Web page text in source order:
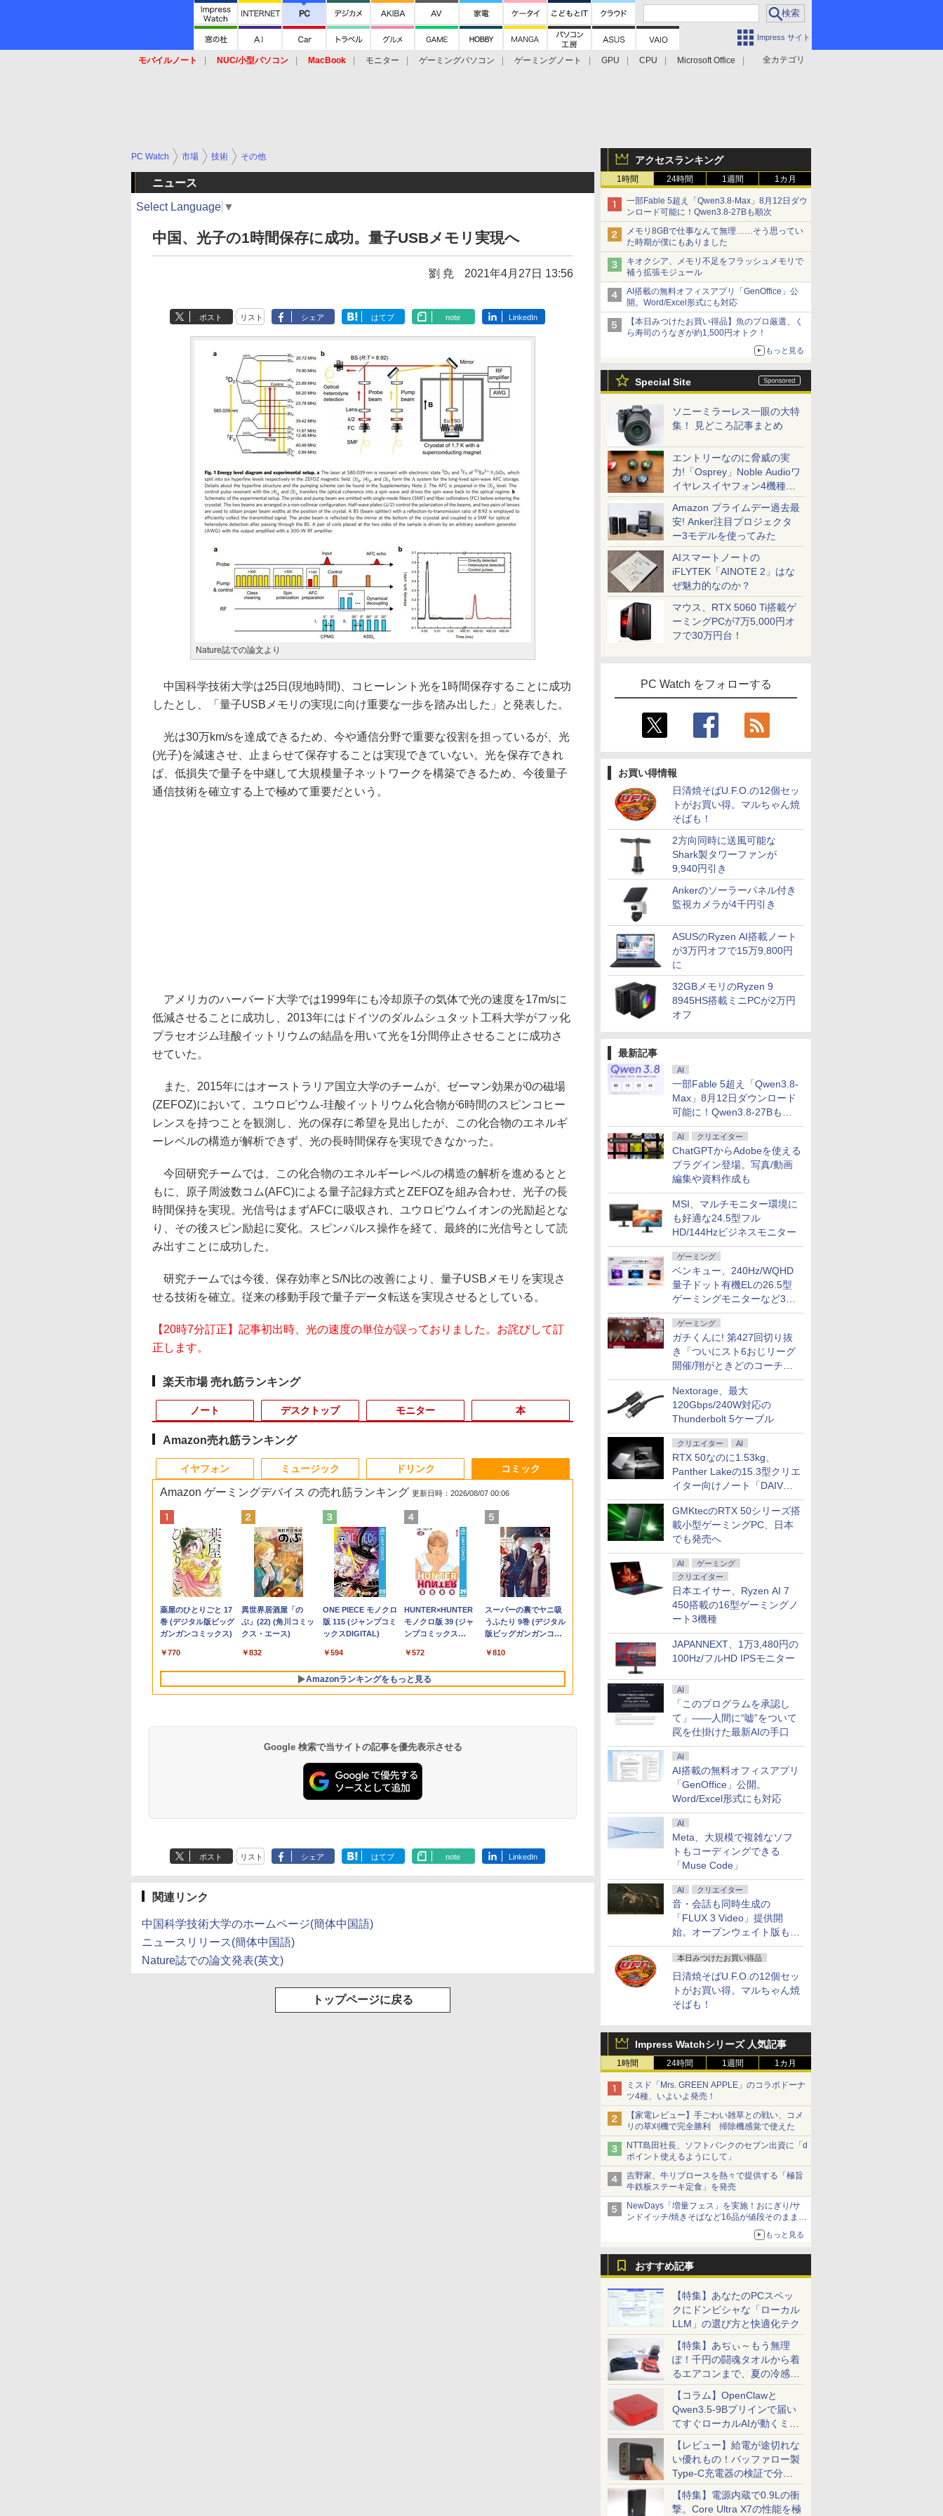
Impress サイト
全カテゴリ
モバイルノート NUC/小型パソコン MacBook モニター ゲーミングパソコン ゲーミングノート GPU CPU
Microsoft Office
アクセスランキング
1時間 24時間 1週間 1カ月
一部Fable 5超え「Qwen3.8-Max」8月12日ダウ
ンロード可能に！Qwen3.8-27Bも順次
メモリ8GBで仕事なんて無理……そう思ってい
た時期が僕にもありました
キオクシア、メモリ不足をフラッシュメモリで
補う拡張モジュール
AI搭載の無料オフィスアプリ「GenOffice」公
開。Word/Excel形式にも対応
【本日みつけたお買い得品】魚のプロ厳選、く
ら寿司のうなぎが約1,500円オトク！
もっと見る
Special Site
ソニーミラーレス一眼の大特
集！ 見どころ記事まとめ
エントリーなのに脅威の実
力!「Osprey」Noble Audioワ
イヤレスイヤフォン4機種を
一気に聴く
Amazon プライムデー過去最
安! Anker注目プロジェクタ
ー3モデルを使ってみた
AIスマートノートの
iFLYTEK「AINOTE 2」はな
ぜ魅力的なのか？
マウス、RTX 5060 Ti搭載ゲ
ーミングPCが7万5,000円オ
フで30万円台！
PC Watch をフォローする
お買い得情報
日清焼そばU.F.O.の12個セッ
トがお買い得。マルちゃん焼
そばも！
2方向同時に送風可能な
Shark製タワーファンが
9,940円引き
Ankerのソーラーパネル付き
監視カメラが4千円引き
ASUSのRyzen AI搭載ノート
が3万円オフで15万9,800円
に
32GBメモリのRyzen 9
8945HS搭載ミニPCが2万円
オフ
最新記事
AI
一部Fable 5超え「Qwen3.8-
Max」8月12日ダウンロード
可能に！Qwen3.8-27Bも順
次
AI クリエイター
ChatGPTからAdobeを使える
プラグイン登場。写真/動画
編集や資料作成も
MSI、マルチモニター環境に
も好適な24.5型フル
HD/144Hzビジネスモニター
ゲーミング
ベンキュー、240Hz/WQHD
量子ドット有機ELの26.5型
ゲーミングモニターなど3機
種
ゲーミング
ガチくんに! 第427回切り抜
き「ついにスト6おじリーグ
開催/翔がときどのコーチ就
任など」
Nextorage、最大
120Gbps/240W対応の
Thunderbolt 5ケーブル
クリエイター AI
RTX 50なのに1.53kg、
Panther Lakeの15.3型クリエ
イター向けノート「DAIV
Z5」
GMKtecのRTX 50シリーズ搭
載小型ゲーミングPC、日本
でも発売へ
AI
ゲーミング
クリエイター
日本エイサー、Ryzen AI 7
450搭載の16型ゲーミングノ
ート3機種
JAPANNEXT、1万3,480円の
100Hz/フルHD IPSモニター
AI
「このプログラムを承認し
て」――人間に“嘘”をついて
罠を仕掛けた最新AIの手口
AI
AI搭載の無料オフィスアプリ
「GenOffice」公開。
Word/Excel形式にも対応
AI
Meta、大規模で複雑なソフ
トもコーディングできる
「Muse Code」
AI クリエイター
音・会話も同時生成の
「FLUX 3 Video」提供開
始。オープンウェイト版も計
画
本日みつけたお買い得品
日清焼そばU.F.O.の12個セッ
トがお買い得。マルちゃん焼
そばも！
Impress Watchシリーズ 人気記事
1時間 24時間 1週間 1カ月
ミスド「Mrs. GREEN APPLE」のコラボドーナ
ツ4種、いよいよ発売！
【家電レビュー】手ごわい雑草との戦い、コメ
リの草刈機で完全勝利 掃除機感覚で使えた
NTT島田社長、ソフトバンクのセブン出資に「d
ポイント使えるようにして」
吉野家、牛リブロースを熱々で提供する「極旨
牛鉄板ステーキ定食」を発売
NewDays「増量フェス」を実施！おにぎり/サ
ンドイッチ/焼きそばなど16品が値段そのままで
もっと見る
おすすめ記事
【特集】あなたのPCスペッ
クにドンピシャな「ローカル
LLM」の選び方と快適化テク
【特集】あぢぃ～もう無理
ぽ！千円の闘魂タオルから着
るエアコンまで、夏の冷感グ
ッズ一挙紹介
【コラム】OpenClawと
Qwen3.5-9Bプリインで届い
てすぐローカルAIが動くミニ
PC「SER9 Pro」
【レビュー】給電が途切れな
い優れもの！バッファロー製
Type-C充電器の検証で分か
ったこと
【特集】電源内蔵で0.9Lの衝
撃。Core Ultra X7の性能を極
PC Watch 市場 技術 その他
ニュース
Select Language ▼
中国、光子の1時間保存に成功。量子USBメモリ実現へ
劉 尭 2021年4月27日 13:56
ポスト リスト シェア はてブ note LinkedIn
Nature誌での論文より
中国科学技術大学は25日(現地時間)、コヒーレント光を1時間保存することに成功
したとし、「量子USBメモリの実現に向け重要な一歩を踏み出した」と発表した。
光は30万km/sを達成できるため、今や通信分野で重要な役割を担っているが、光
(光子)を減速させ、止まらせて保存することは実現できていない。光を保存できれ
ば、低損失で量子を中継して大規模量子ネットワークを構築できるため、今後量子
通信技術を確立する上で極めて重要だという。
アメリカのハーバード大学では1999年にも冷却原子の気体で光の速度を17m/sに
低減させることに成功し、2013年にはドイツのダルムシュタット工科大学がフッ化
プラセオジム珪酸イットリウムの結晶を用いて光を1分間停止させることに成功さ
せていた。
また、2015年にはオーストラリア国立大学のチームが、ゼーマン効果が0の磁場
(ZEFOZ)において、ユウロピウム-珪酸イットリウム化合物が6時間のスピンコヒー
レンスを持つことを観測し、光の保存に希望を見出したが、この化合物のエネルギ
ーレベルの構造が解析できず、光の長時間保存を実現できなかった。
今回研究チームでは、この化合物のエネルギーレベルの構造の解析を進めるとと
もに、原子周波数コム(AFC)による量子記録方式とZEFOZを組み合わせ、光子の長
時間保持を実現。光信号はまずAFCに吸収され、ユウロピウムイオンの光励起とな
り、その後スピン励起に変化。スピンパルス操作を経て、最終的に光信号として読
み出すことに成功した。
研究チームでは今後、保存効率とS/N比の改善により、量子USBメモリを実現さ
せる技術を確立。従来の移動手段で量子データ転送を実現させるとしている。
【20時7分訂正】記事初出時、光の速度の単位が誤っておりました。お詫びして訂
正します。
楽天市場 売れ筋ランキング
ノート
1
iiyama / ノートPC ゲ
ーミングPC /
Notebook Clevo
W350SS_370SS / 第4
世代Core i7 / グラフィ
ックボード NVIDIA
Corporation GM107M
[GeForce GTX 860M]
2GB / 光学ドライブ
￥11,000
2
Panasonic CF-
SV8RDAVS Core i5
8365U
1.6GHz/8GB/256GB(SSD)/Multi/12.1W/WUXGA(1920x1200)/Win11
パーム変色あり【中
古】【20260729】
￥13,300
3
中古ノートパソコン 中
古PC Windows11
Microsoft Office2024
SSD搭載 初期設定済み
～第11世代 Core i3/i5
大容量 メモリー テン
キ カメラ ドライブ 選
択可 Bluetooth 型落ち
メーカー
￥13,800
4
タブレット/ノートパソ
コン 2in1PC 顔認証対
応Full HDカメラ＆指
紋認証 Panasonic
12.0型軽量 超高解像
QHD(2160x1440) タッ
チパネル Core i5-
7300U vPro メモリ
C HDMI Office
Windows10 送料無料
＼8月限定エントリー
でP10倍／【中古】 ノ
ートパソコン
windows11 office付き
Lenovo レノボ
ThinkPad L390
20NSS25A00 Core i5 8
世代 メモリー8GB 高
速SSD256GB 整備済み
フィス付きPC 送料無
￥22,770
ノートパソコン
Surface Pro 5 高性能
第7世代Core i5-7300U
WEBカメラ内蔵
Bluetooth
SurfaceConnect
MS Office 2024 H&B
搭載｜中古ノートパソ
コン Windows11
Office付｜Dynabook
B55M Core i5 第8世代
8265U メモリ 8GB
WEBカメラ テンキー
HDMI 無線 Wi-Fi 整備
済み 新品無線マウス セ
プレゼント
￥29,800
8
MS Office 2024 H&B
｜中古 ノートパソコン
Windows11 Office 付
1.60GHz 4コア 8スレ
ッド メモリ 8GB SSD
256GB｜中古パソコン
￥29,800
デスクトップ
1
ポイント10倍 中古パソ
コン デスクトップパソ
コン Windows
11【Office付】
【Windows 11 Pro
64Bit搭載】DELL
Optiplexシリーズ
Core i5搭載/4G/新品
SSD 120GB/DVD-
￥24,800
2
【エントリーでポイン
ト100％還元のチャン
ス】GMKtec ミニpc
G3 Pro Intel Core i3
10110U 16GB DDR4
64GBまで増設 512GB
SSD M.2 2242 最大8TB
Windows11 Pro mini
pc 4.1GHz WIFI6
応 ミニパソコン 2画面
高性能 みにpc nucbox
￥66,248
3
[VETESA正規販売店]
デスクトップパソコン
PC 一体型 新品
Windows11 27型 Core
メモリ16GB
SSD512GB 初期設定済
ホワイト ブラック
￥69,800
4
GMKtec GMK-K8
PLUS-32/1T-
W11Pro(8845HS)
デスクトップPC
Ryzen7 5700G メモリ
16GB SSD1TB B550
グラボなし
￥148,700
モニター
1
＼500円OFFクーポン
あり！／ モバイルモニ
ター 15.6インチ 1080P
フルHD ディスプレイ
VESA対応 コスパ デュ
アルモニター サブモニ
ター ゲーミングモニタ
ー ポータブルモニター
外付けモニター リモー
応 ブラック
￥9,480
2
モニター 23.8インチ
1920×1080 FHD解像度
100Hzリフレッシュレー
ト PCモニター 薄型 サ
ブモニター 在宅勤務
VESA対応 HDMI VGA
パソコンモニター チル
ト
pc/switch/ps4/ps5/xbox
￥11,980
3
【タッチ式選べる 携帯
式】モバイルモニター
14インチ フルHD IPS
パネル 非光沢 タッチ
Type-C対応 HDMI
VESA対応 モニター 持
ち運び サブディスプレ
イ デュアルモニター
応 EVICIV
￥11,999
4
Acer 27インチ フルHD
144Hz 1ms(VRB) IPS
非光沢 sRGB 99%
AMD FreeSync ブラッ
ブルーライト低減
HDMI 1.4 DisplayPort
v1.2 スピーカー・ヘッ
ドホン端子 Acer
ラー調整 VESAマウン
ト対応 Nitro ゲーミン
5年間フル保証ディス
プレイ 243B9/11 [23.8
型ワイド液晶ディスプ
レイ 5年フル保証
￥16,980
【5倍ポイント】モバイ
ルモニター kksmart
13.3インチ タッチパネ
ル 超軽量400g 超薄型
C/mini HDMI接続可
PS4/PS5/XBOX/Switch/PC/Mac
など対応 NK-133T
7
マラソン限定P2倍【ク
ーポン利用で実質
20,999円】モバイル モ
ニター 18.5インチ モバ
イルディスプレイ
100%sRGB FHD 非光
USBType-C miniHDMI
PS4/XBOX/Switch/PC/Mac
￥23,999
8
LGエレクトロニクス
型 UWFHDウルトラワ
イドモニター
￥42,460
本
1
はなコミ！ ～となりに
アイドル～ [ 大場 花
￥1,760
2
捕食 欲望をカネに変
えるトクリュウ型犯罪
集団「ナチュラル」の
闇 [ 清水 將裕 ]
￥1,870
3
異世界魔王と召喚少女
の奴隷魔術（30） 【電
子書籍】[ 福田直叶 ]
￥792
4
追放された転生王子、
『自動製作』スキルで
領地を爆速で開拓し最
強の村を作ってしま
ルで始める、楽々領地
開拓スローライフ〜
（8） 【電子書籍】[ 熊
乃げん骨 ]
異世界ウォーキング
（14） 【電子書籍】[
あるくひと ]
￥792
ゲーム中盤で死ぬ悪役
貴族に転生したので、
外れスキル【テイム】
を駆使して最強を目指
魔王城の料理番 〜コワ
モテ魔族ばかりだけ
ど、ホワイトな職場で
す〜 6巻 【電子書
籍】[ ワイエム系 ]
8
★8月中旬発送予定★
￥41,225
Amazon売れ筋ランキング
イヤフォン
Anker Soundcore
P40i オフホワイト
Anker Soundcore
P31i ブラック
￥5,990
Anker Soundcore
Liberty 5 アプリコッ
トピンク
￥-
【2026年アップグレ
ード版】AOKIMI ワ
イヤレスイヤホン
V12 小型軽量 ブルー
トゥースHi-Fi 最大
36時間再生 ぶるーと
ゅーす コードレス
グ Type-C充電 マイ
ク付き 防水 タッチ式
音量調整 スポーツ/通
勤/通学/WEB会議(ホ
ワイト)
￥1,964
Xiaomi シャオミ
REDMI Buds 8 Lite ワ
イヤレスイヤホン
キャンセリング ANC
36時間再生
￥2,980
ミュージック
BRUCE WAYNE feat.
Flo Milli, ATL Jacob
[Explicit]
￥250
BRUCE WAYNE feat.
Flo Milli, ATL Jacob
[Explicit]
￥250
On My Road
(Stadium ver.)
￥250
On My Road
(Stadium ver.)
￥250
BUGS LIFE
￥250
ドリンク
【Amazon.co.jp限
定】 い・ろ・は・す
2L PET ラベルレス
￥1,112
by Amazon 天然水
ラベルレス 500ml
×24本 富士山の天然
ミネラルウォーター
ペットボトル 静岡県
産 500ミリリットル
(Smart Basic)
￥1,380
by Amazon 炭酸水
ラベルレス 500ml
×24本 強炭酸水 ペッ
ットル (Smart
Basic)
￥1,625
by Amazon 天然水
ラベルレス 2L×9本
￥1,117
コカ・コーラ やかんの
麦茶 from 爽健美茶 ラ
ベルレス
￥2,009
コミック
Amazon ゲーミングデバイス の売れ筋ランキング 更新日時：2026/08/07 00:06
薬屋のひとりごと 17
巻 (デジタル版ビッグ
ガンガンコミックス)
￥770
異世界居酒屋「の
ぶ」(22) (角川コミッ
クス・エース)
￥832
ONE PIECE モノクロ
版 115 (ジャンプコミ
ックスDIGITAL)
￥594
HUNTER×HUNTER
モノクロ版 39 (ジャ
ンプコミックス
￥572
スーパーの裏でヤニ吸
うふたり 9巻 (デジタル
版ビッグガンガンコミ
￥810
Amazonランキングをもっと見る
Google 検索で当サイトの記事を優先表示させる
ポスト リスト シェア はてブ note LinkedIn
関連リンク
中国科学技術大学のホームページ(簡体中国語)
ニュースリリース(簡体中国語)
Nature誌での論文発表(英文)
トップページに戻る